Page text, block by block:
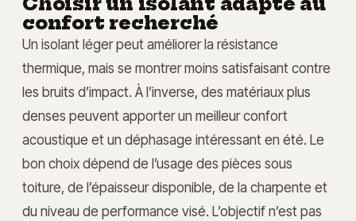
confort recherché
Un isolant léger peut améliorer la résistance
thermique, mais se montrer moins satisfaisant contre
les bruits d’impact. À l’inverse, des matériaux plus
denses peuvent apporter un meilleur confort
acoustique et un déphasage intéressant en été. Le
bon choix dépend de l’usage des pièces sous
toiture, de l’épaisseur disponible, de la charpente et
du niveau de performance visé. L’objectif n’est pas